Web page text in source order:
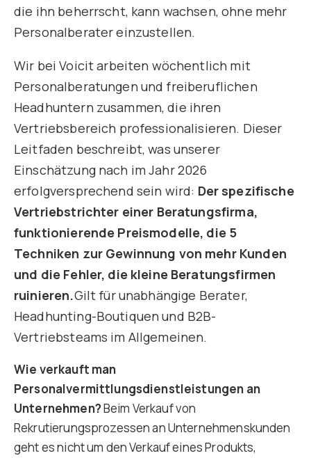
die ihn beherrscht, kann wachsen, ohne mehr
Personalberater einzustellen.
Wir bei Voicit arbeiten wöchentlich mit
Personalberatungen und freiberuflichen
Headhuntern zusammen, die ihren
Vertriebsbereich professionalisieren. Dieser
Leitfaden beschreibt, was unserer
Einschätzung nach im Jahr 2026
erfolgversprechend sein wird: Der spezifische
Vertriebstrichter einer Beratungsfirma,
funktionierende Preismodelle, die 5
Techniken zur Gewinnung von mehr Kunden
und die Fehler, die kleine Beratungsfirmen
ruinieren.Gilt für unabhängige Berater,
Headhunting-Boutiquen und B2B-
Vertriebsteams im Allgemeinen.
Wie verkauft man
Personalvermittlungsdienstleistungen an
Unternehmen?Beim Verkauf von
Rekrutierungsprozessen an Unternehmenskunden
geht es nicht um den Verkauf eines Produkts,